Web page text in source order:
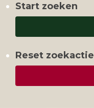
Start zoeken
Reset zoekactie